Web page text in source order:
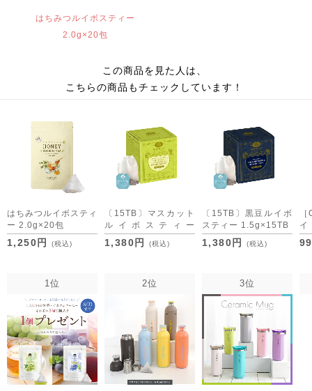
はちみつルイボスティー
2.0g×20包
この商品を見た人は、
こちらの商品もチェックしています！
はちみつルイボスティ
ー 2.0g×20包
[M便 1/3]
1,250円 (税込)
〔15TB〕マスカット
ルイボスティー
1.5g×15TB
1,380円 (税込)
〔15TB〕黒豆ルイボ
スティー 1.5g×15TB
1,380円 (税込)
1位 2位 3位